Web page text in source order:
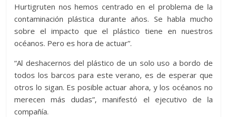
Hurtigruten nos hemos centrado en el problema de la
contaminación plástica durante años. Se habla mucho
sobre el impacto que el plástico tiene en nuestros
océanos. Pero es hora de actuar”.
“Al deshacernos del plástico de un solo uso a bordo de
todos los barcos para este verano, es de esperar que
otros lo sigan. Es posible actuar ahora, y los océanos no
merecen más dudas”, manifestó el ejecutivo de la
compañía.